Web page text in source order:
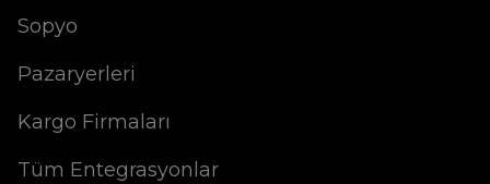
Sopyo
Pazaryerleri
Kargo Firmaları
Tüm Entegrasyonlar